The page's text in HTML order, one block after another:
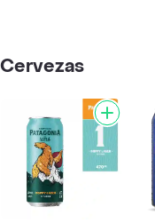
Cervezas